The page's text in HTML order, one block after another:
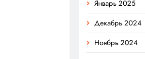
Январь 2025
Декабрь 2024
Ноябрь 2024